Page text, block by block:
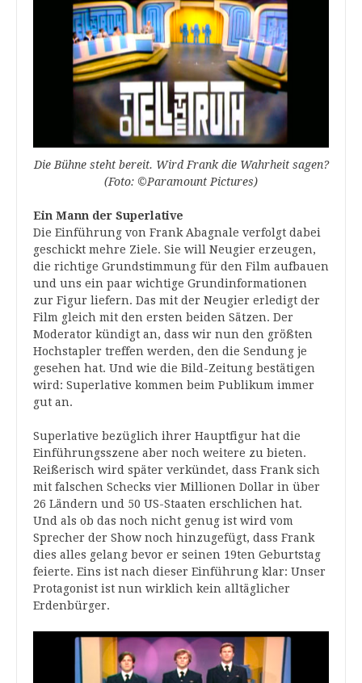
Die Bühne steht bereit. Wird Frank die Wahrheit sagen?
(Foto: ©Paramount Pictures)
Ein Mann der Superlative
Die Einführung von Frank Abagnale verfolgt dabei
geschickt mehre Ziele. Sie will Neugier erzeugen,
die richtige Grundstimmung für den Film aufbauen
und uns ein paar wichtige Grundinformationen
zur Figur liefern. Das mit der Neugier erledigt der
Film gleich mit den ersten beiden Sätzen. Der
Moderator kündigt an, dass wir nun den größten
Hochstapler treffen werden, den die Sendung je
gesehen hat. Und wie die Bild-Zeitung bestätigen
wird: Superlative kommen beim Publikum immer
gut an.
Superlative bezüglich ihrer Hauptfigur hat die
Einführungsszene aber noch weitere zu bieten.
Reißerisch wird später verkündet, dass Frank sich
mit falschen Schecks vier Millionen Dollar in über
26 Ländern und 50 US-Staaten erschlichen hat.
Und als ob das noch nicht genug ist wird vom
Sprecher der Show noch hinzugefügt, dass Frank
dies alles gelang bevor er seinen 19ten Geburtstag
feierte. Eins ist nach dieser Einführung klar: Unser
Protagonist ist nun wirklich kein alltäglicher
Erdenbürger.